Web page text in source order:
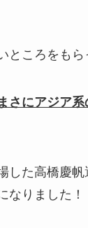
ところをもら
さにアジア
した高橋慶
なりました！